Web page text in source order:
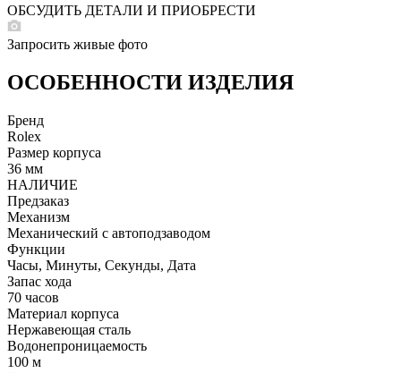
ОБСУДИТЬ ДЕТАЛИ И ПРИОБРЕСТИ
WHATSAPP
TELEGRAM
ПОЗВОНИТЬ
ЗАПРОС ЗВОНКА
Запросить живые фото
ОСОБЕННОСТИ ИЗДЕЛИЯ
Бренд
Rolex
Размер корпуса
36 мм
НАЛИЧИЕ
Предзаказ
Механизм
Механический с автоподзаводом
Функции
Часы, Минуты, Секунды, Дата
Запас хода
70 часов
Материал корпуса
Нержавеющая сталь
Водонепроницаемость
100 м